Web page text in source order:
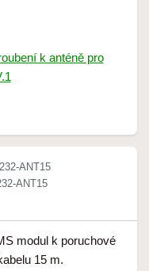
ANT15
ANT15
modul k poruchové
15 m.